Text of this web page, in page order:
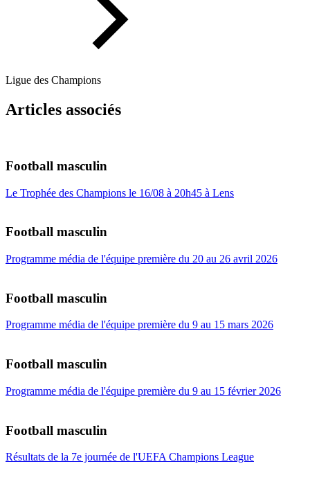
Ligue des Champions
Articles associés
Football masculin
Le Trophée des Champions le 16/08 à 20h45 à Lens
Football masculin
Programme média de l'équipe première du 20 au 26 avril 2026
Football masculin
Programme média de l'équipe première du 9 au 15 mars 2026
Football masculin
Programme média de l'équipe première du 9 au 15 février 2026
Football masculin
Résultats de la 7e journée de l'UEFA Champions League